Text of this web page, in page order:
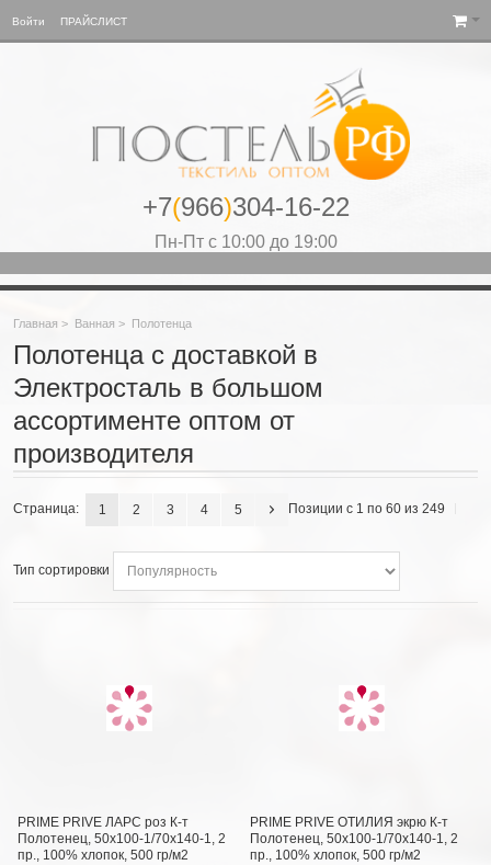
Войти ПРАЙСЛИСТ
+7(966)304-16-22
Пн-Пт с 10:00 до 19:00
Главная > Ванная > Полотенца
Полотенца с доставкой в
Электросталь в большом
ассортименте оптом от
производителя
Позиции с 1 по 60 из 249
Страница: 1 2 3 4 5
Тип сортировки
PRIME PRIVE ЛАРС роз К-т
Полотенец, 50x100-1/70х140-1, 2
пр., 100% хлопок, 500 гр/м2
PRIME PRIVE ОТИЛИЯ экрю К-т
Полотенец, 50x100-1/70х140-1, 2
пр., 100% хлопок, 500 гр/м2